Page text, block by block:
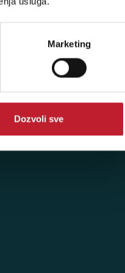
Marketing
Dozvoli sve